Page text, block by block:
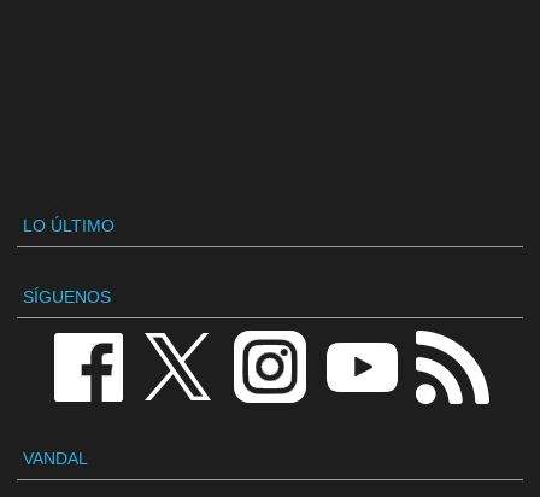
LO ÚLTIMO
SÍGUENOS
VANDAL